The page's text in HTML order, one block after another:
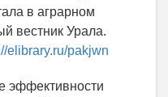
в аграрном
вестник Урала.
elibrary.ru/pakjwn
эффективности